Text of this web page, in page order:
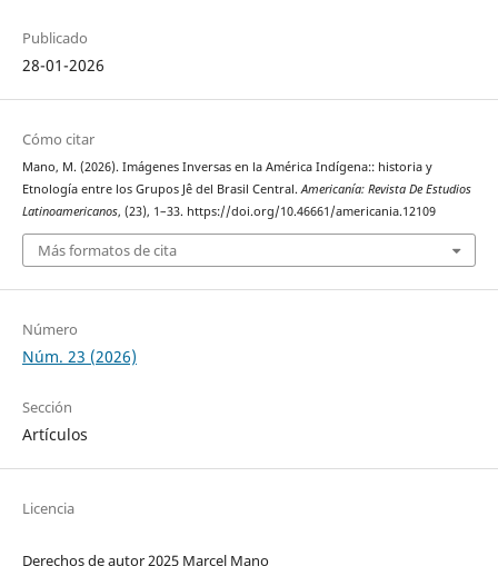
Publicado
28-01-2026
Cómo citar
Mano, M. (2026). Imágenes Inversas en la América Indígena:: historia y
Etnología entre los Grupos Jê del Brasil Central. Americanía: Revista De Estudios
Latinoamericanos, (23), 1–33. https://doi.org/10.46661/americania.12109
Más formatos de cita
Número
Núm. 23 (2026)
Sección
Artículos
Licencia
Derechos de autor 2025 Marcel Mano